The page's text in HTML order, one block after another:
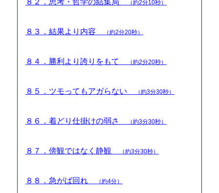
（約2分10秒）
８３．結果より内容 （約2分20秒）
８４．勝利より誇りをもて （約2分20秒）
８５．ツモってもアガらない （約3分30秒）
８６．着どり仕掛けの弱さ （約3分30秒）
８７．傍観ではなく静観 （約3分30秒）
８８．急がば回れ （約4分）